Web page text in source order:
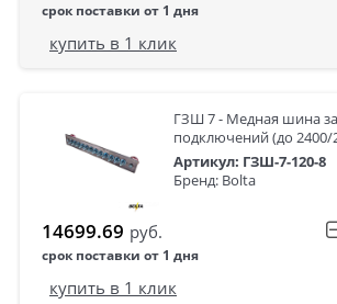
срок поставки от 1 дня
купить в 1 клик
ГЗШ 7 - Медная шина
подключений (до 2400/
Артикул: ГЗШ-7-120-8
Бренд: Bolta
14699.69 руб.
срок поставки от 1 дня
купить в 1 клик